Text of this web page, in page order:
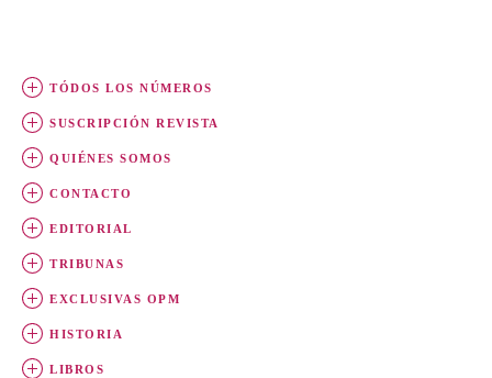
TÓDOS LOS NÚMEROS
SUSCRIPCIÓN REVISTA
QUIÉNES SOMOS
CONTACTO
EDITORIAL
TRIBUNAS
EXCLUSIVAS OPM
HISTORIA
LIBROS